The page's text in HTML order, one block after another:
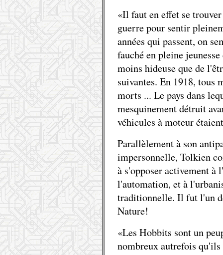
«Il faut en effet se
guerre pour sentir
années qui passent, on
fauché en pleine
moins hideuse que de
suivantes. En 1918, tous
morts ... Le pays dans
mesquinement détruit
véhicules à moteur
Parallèlement à son
impersonnelle, Tolkien
à s'opposer activement à
l'automation, et à
traditionnelle. Il fut l'un
Nature!
«Les Hobbits sont un
nombreux autrefois